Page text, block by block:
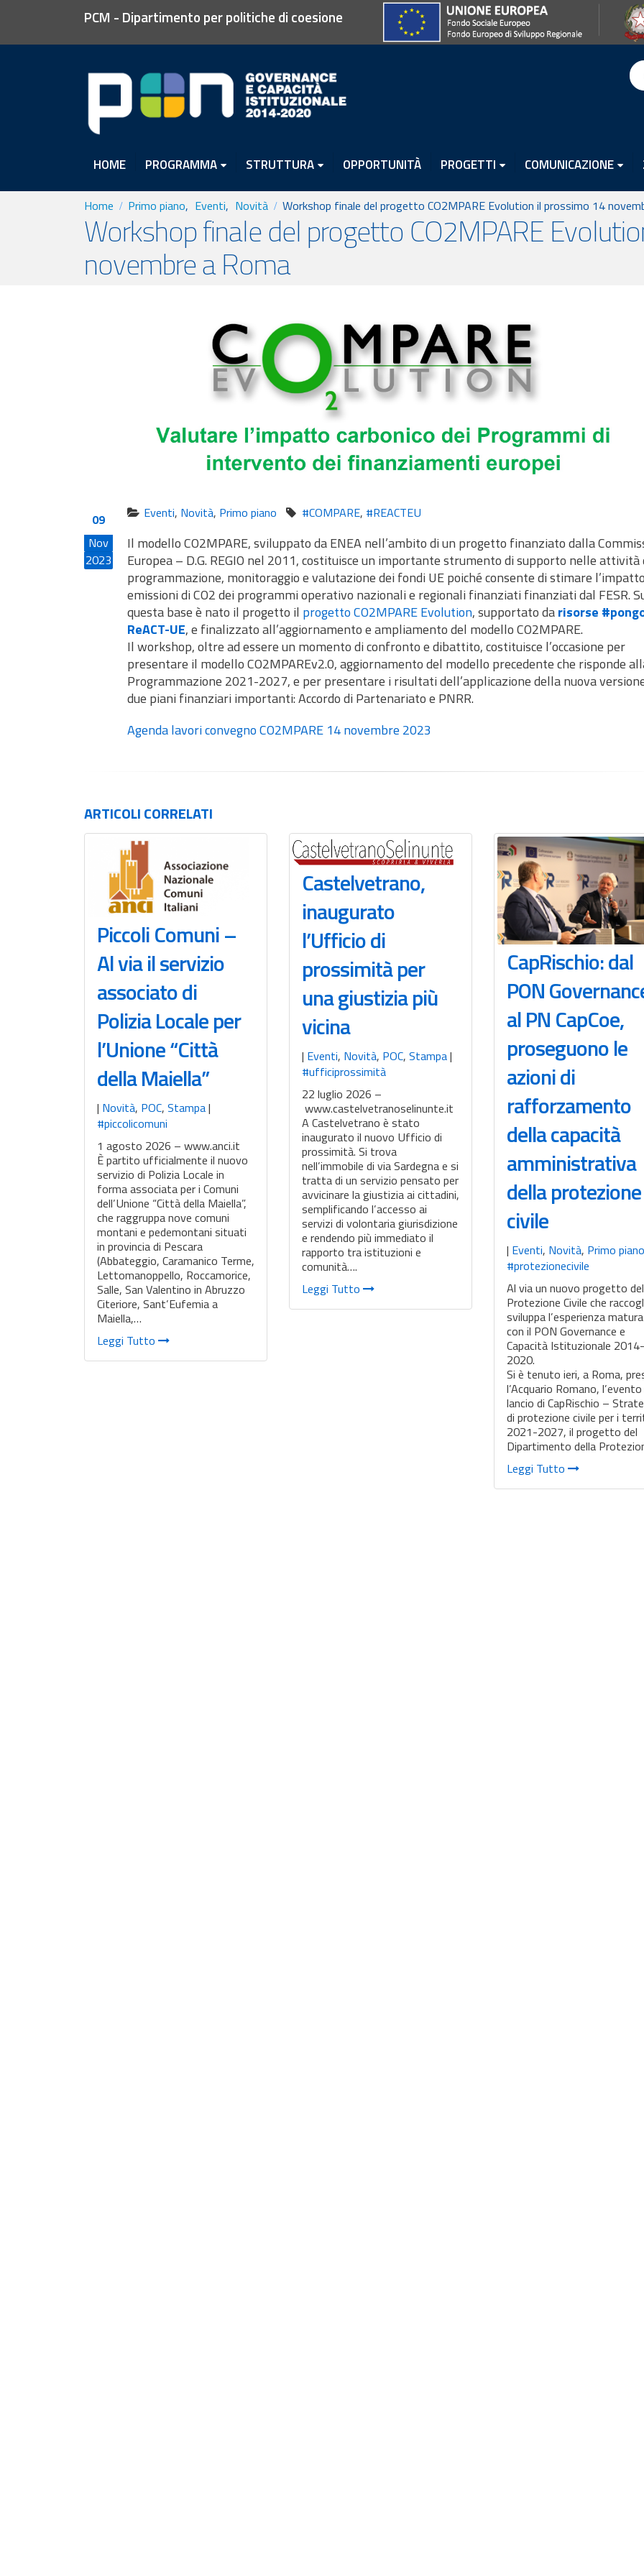
PCM - Dipartimento per politiche di coesione
HOME PROGRAMMA STRUTTURA OPPORTUNITÀ PROGETTI COMUNICAZIONE
Home Primo piano, Eventi, Novità Workshop finale del progetto CO2MPARE Evolution il prossimo 14
Workshop finale del progetto CO2MPARE
novembre a Roma
09
Nov
2023
Eventi, Novità, Primo piano #COMPARE, #REACTEU
Il modello CO2MPARE, sviluppato da ENEA nell’ambito di un progetto finanziato dalla
Europea – D.G. REGIO nel 2011, costituisce un importante strumento di supporto nelle attività
programmazione, monitoraggio e valutazione dei fondi UE poiché consente di stimare
emissioni di CO2 dei programmi operativo nazionali e regionali finanziati finanziati dal FESR.
questa base è nato il progetto il progetto CO2MPARE Evolution, supportato darisorse
ReACT-UE, e finalizzato all’aggiornamento e ampliamento del modello CO2MPARE.
Il workshop, oltre ad essere un momento di confronto e dibattito, costituisce l’occasione per
presentare il modello CO2MPAREv2.0, aggiornamento del modello precedente che risponde
Programmazione 2021-2027, e per presentare i risultati dell’applicazione della nuova
due piani finanziari importanti: Accordo di Partenariato e PNRR.
Agenda lavori convegno CO2MPARE 14 novembre 2023
ARTICOLICORRELATI
Piccoli Comuni –
Al via il servizio
associato di
Polizia Locale per
l’Unione “Città
della Maiella”
| Novità, POC, Stampa|
#piccolicomuni
1 agosto 2026 – www.anci.it
È partito ufficialmente il nuovo
servizio di Polizia Locale in
forma associata per i Comuni
dell’Unione “Città della Maiella”,
che raggruppa nove comuni
montani e pedemontani situati
in provincia di Pescara
(Abbateggio, Caramanico Terme,
Lettomanoppello, Roccamorice,
Salle, San Valentino in Abruzzo
Citeriore, Sant’Eufemia a
Maiella,…
Leggi Tutto
Castelvetrano,
inaugurato
l’Ufficio di
prossimità per
una giustizia più
vicina
| Eventi, Novità, POC, Stampa|
#ufficiprossimità
22 luglio 2026 –
www.castelvetranoselinunte.it
A Castelvetrano è stato
inaugurato il nuovo Ufficio di
prossimità. Si trova
nell’immobile di via Sardegna e si
tratta di un servizio pensato per
avvicinare la giustizia ai cittadini,
semplificando l’accesso ai
servizi di volontaria giurisdizione
e rendendo più immediato il
rapporto tra istituzioni e
comunità….
Leggi Tutto
CapRischio: dal
PON
al PN CapCoe,
proseguono le
azioni di
rafforzamento
della capacità
amministrativa
della protezione
civile
| Eventi, Novità, Primo piano
#protezionecivile
Al via un nuovo progetto
Protezione Civile che
sviluppa l’esperienza
con il PON Governance e
Capacità Istituzionale 2014-
2020.
Si è tenuto ieri, a Roma,
l’Acquario Romano,
lancio di CapRischio –
di protezione civile per i
2021-2027, il progetto del
Dipartimento della
Leggi Tutto